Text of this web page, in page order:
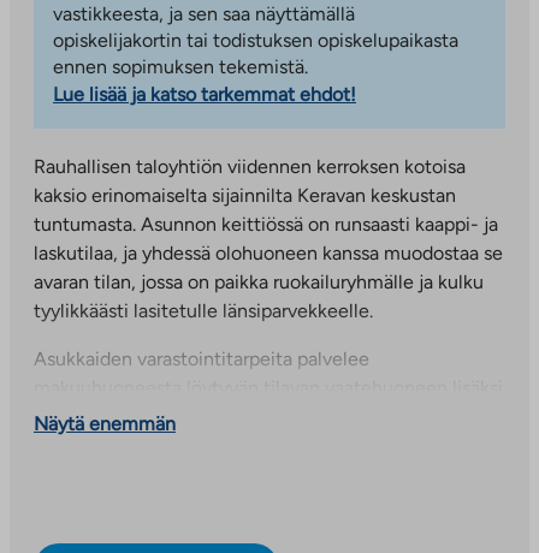
vastikkeesta, ja sen saa näyttämällä
opiskelijakortin tai todistuksen opiskelupaikasta
ennen sopimuksen tekemistä.
Lue lisää ja katso tarkemmat ehdot!
Rauhallisen taloyhtiön viidennen kerroksen kotoisa
kaksio erinomaiselta sijainnilta Keravan keskustan
tuntumasta. Asunnon keittiössä on runsaasti kaappi- ja
laskutilaa, ja yhdessä olohuoneen kanssa muodostaa se
avaran tilan, jossa on paikka ruokailuryhmälle ja kulku
tyylikkäästi lasitetulle länsiparvekkeelle.
Asukkaiden varastointitarpeita palvelee
lämmin kellarikomero.
Keravan keskustan tuntumassa on kaksi
Näytä enemmän